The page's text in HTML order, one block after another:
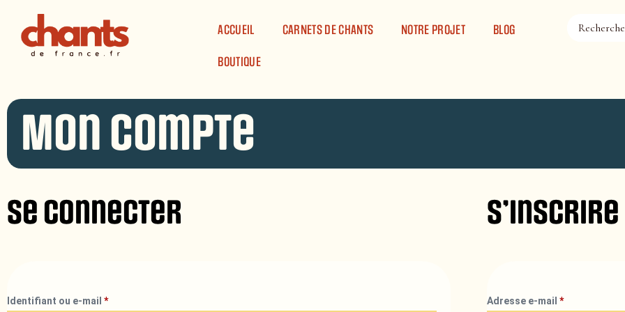
ACCUEIL
CARNETS DE CHANTS NOTRE PROJET BLOG
BOUTIQUE
Mon compte
Se connecter
Identifiant ou e-mail *
S’inscrire
Adresse e-mail*